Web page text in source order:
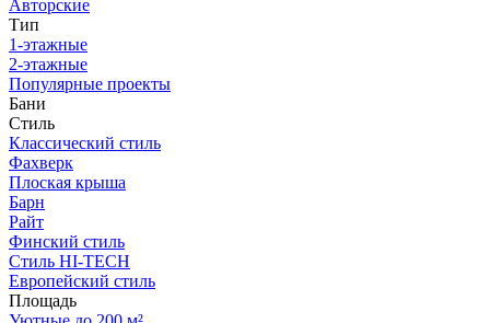
Авторские
Тип
1-этажные
2-этажные
Популярные проекты
Бани
Стиль
Классический стиль
Фахверк
Плоская крыша
Барн
Райт
Финский стиль
Стиль HI-TECH
Европейский стиль
Площадь